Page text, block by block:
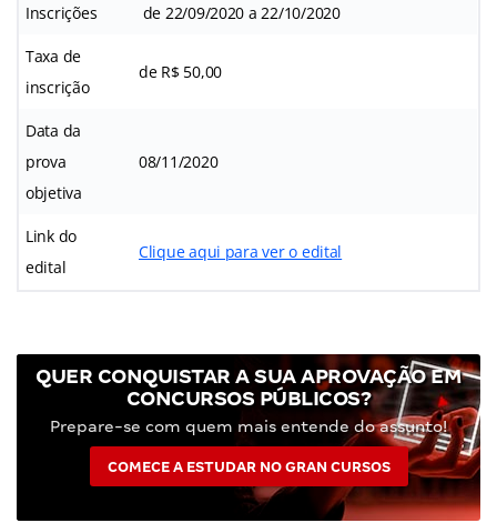
Inscrições de 22/09/2020 a 22/10/2020
Taxa de
inscrição
de R$ 50,00
Data da
prova
objetiva
08/11/2020
Link do
edital
Clique aqui para ver o edital
QUER CONQUISTAR A SUA APROVAÇÃO EM
CONCURSOS PÚBLICOS?
Prepare-se com quem mais entende do assunto!
COMECE A ESTUDAR NO GRAN CURSOS